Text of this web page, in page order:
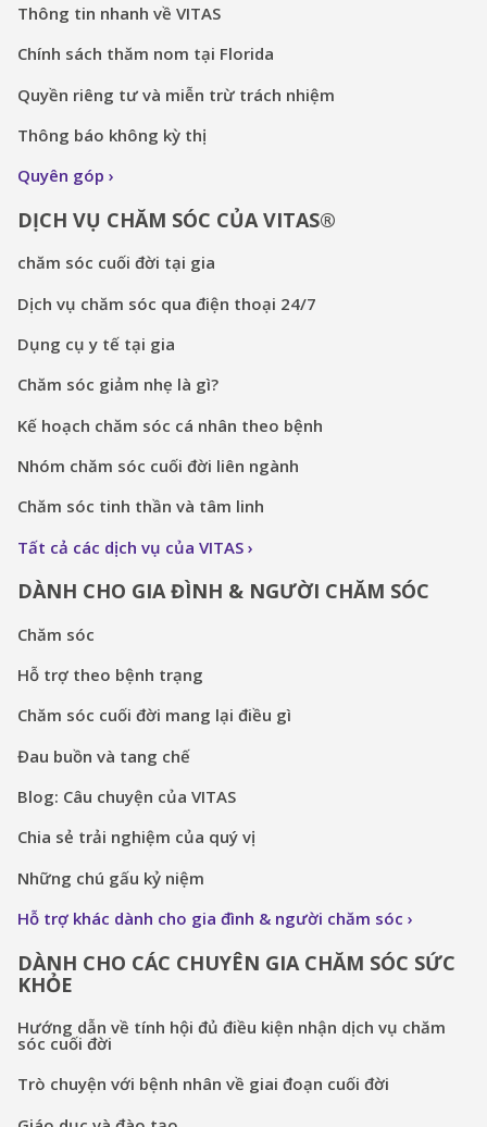
Thông tin nhanh về VITAS
Chính sách thăm nom tại Florida
Quyền riêng tư và miễn trừ trách nhiệm
Thông báo không kỳ thị
Quyên góp
DỊCH VỤ CHĂM SÓC CỦA VITAS®
chăm sóc cuối đời tại gia
Dịch vụ chăm sóc qua điện thoại 24/7
Dụng cụ y tế tại gia
Chăm sóc giảm nhẹ là gì?
Kế hoạch chăm sóc cá nhân theo bệnh
Nhóm chăm sóc cuối đời liên ngành
Chăm sóc tinh thần và tâm linh
Tất cả các dịch vụ của VITAS
DÀNH CHO GIA ĐÌNH & NGƯỜI CHĂM SÓC
Chăm sóc
Hỗ trợ theo bệnh trạng
Chăm sóc cuối đời mang lại điều gì
Đau buồn và tang chế
Blog: Câu chuyện của VITAS
Chia sẻ trải nghiệm của quý vị
Những chú gấu kỷ niệm
Hỗ trợ khác dành cho gia đình & người chăm sóc
DÀNH CHO CÁC CHUYÊN GIA CHĂM SÓC SỨC
KHỎE
Hướng dẫn về tính hội đủ điều kiện nhận dịch vụ chăm
sóc cuối đời
Trò chuyện với bệnh nhân về giai đoạn cuối đời